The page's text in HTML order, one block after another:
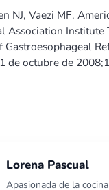
NJ, Vaezi MF.
Association Institute
Gastroesophageal
de octubre de
Lorena Pascual
Apasionada de la